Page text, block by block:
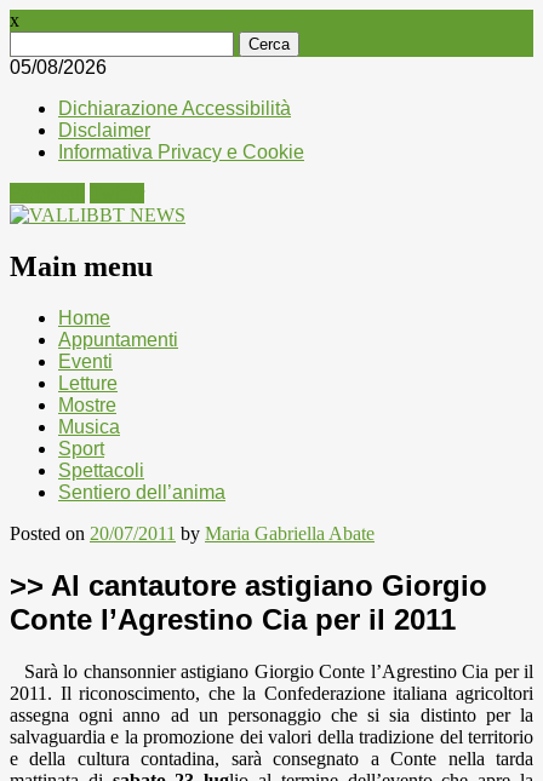
x
per:
05/08/2026
Dichiarazione Accessibilità
Disclaimer
Informativa Privacy e Cookie
Main menu
Skip
content
Home
Appuntamenti
Eventi
Letture
Mostre
Musica
Sport
Spettacoli
Sentiero dell’anima
Posted on 20/07/2011 by Maria Gabriella Abate
>> Al cantautore astigiano Giorgio
Conte l’Agrestino Cia per il 2011
Sarà lo chansonnier astigiano Giorgio Conte l’Agrestino Cia per il
2011. Il riconoscimento, che la Confederazione italiana agricoltori
assegna ogni anno ad un personaggio che si sia distinto per la
salvaguardia e la promozione dei valori della tradizione del territorio
e della cultura contadina, sarà consegnato a Conte nella tarda